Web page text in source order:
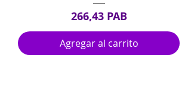
Precio
266,43 PAB
Agregar al carrito